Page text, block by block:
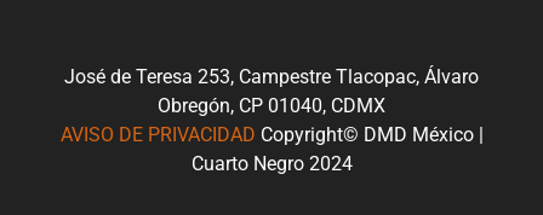
José de Teresa 253, Campestre Tlacopac, Álvaro
Obregón, CP 01040, CDMX
AVISO DE PRIVACIDAD Copyright© DMD México |
Cuarto Negro 2024